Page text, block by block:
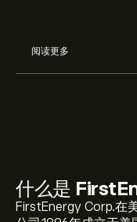
什么是
FirstEnergy Corp.在
阅读更多
FE 现价为‎$‎47.40。